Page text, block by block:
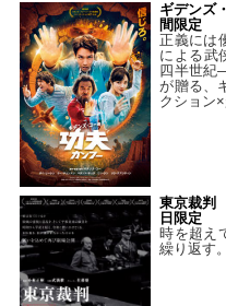
ギデンズ
間限定
正義には
による武
四半世紀
が贈る、
クション
東京裁判
日限定
時を超え
繰り返す